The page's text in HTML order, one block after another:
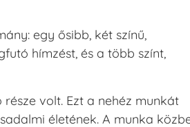
egy ősibb, két színű,
hímzést, és a több színt,
volt. Ezt a nehéz munkát
életének. A munka